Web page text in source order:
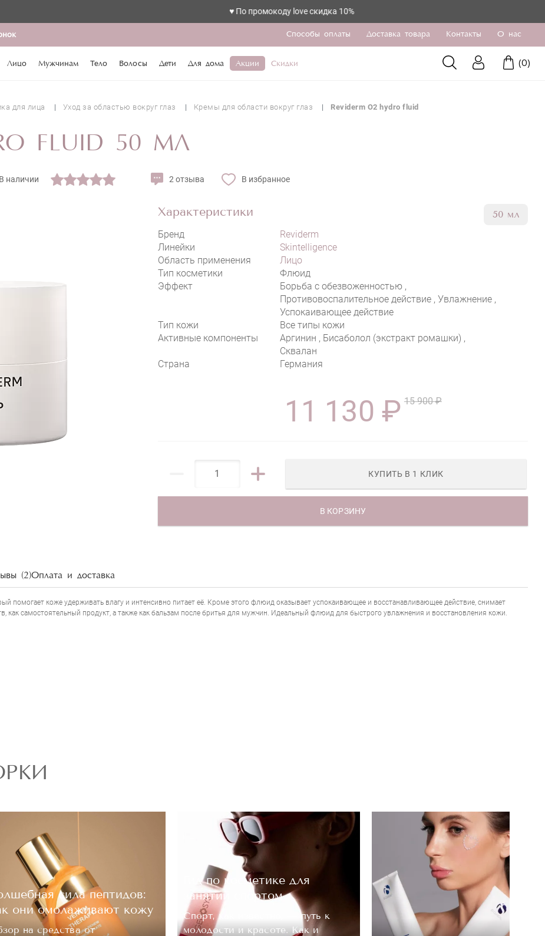
♥️ По промокоду love скидка 10%
Способы оплаты Доставка товара Контакты О нас
Лицо Мужчинам Тело Волосы Дети Для дома Акции Скидки (0)
для лица Уход за областью вокруг глаз Кремы для области вокруг глаз Reviderm O2 hydro fluid
FLUID 50 МЛ
В наличии 2 отзыва В избранное
REVIDERM O2 HYDRO FLUID
Характеристики
50 мл
Бренд
Reviderm
Линейки
Skintelligence
Область применения
Лицо
Тип косметики
Флюид
Эффект
Борьба с обезвоженностью ,
Противовоспалительное действие , Увлажнение ,
Успокаивающее действие
Тип кожи
Все типы кожи
Активные компоненты
Аргинин , Бисаболол (экстракт ромашки) ,
Сквалан
Страна
Германия
11 130 ₽ 15 900 ₽
В КОРЗИНУ
КУПИТЬ В 1 КЛИК
НАПИСАТЬ ОТЗЫВ
(2)Оплата и доставка
помогает коже удерживать влагу и интенсивно питает её. Кроме этого флюид оказывает успокаивающее и восстанавливающее действие, снимает
как самостоятельный продукт, а также как бальзам после бритья для мужчин. Идеальный флюид для быстрого увлажнения и восстановления кожи.
сила пептидов:
они омолаживают кожу
на средства от
Гид по косметике для
занятий спортом
Спорт, как известно, — путь к
молодости и красоте. Как и